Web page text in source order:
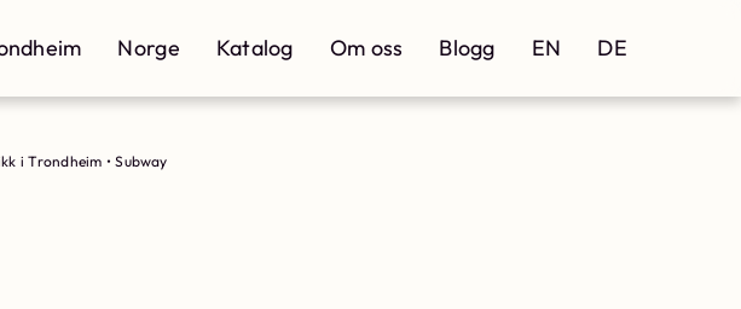
Norge Katalog Om oss Blogg EN DE
i Trondheim •Subway